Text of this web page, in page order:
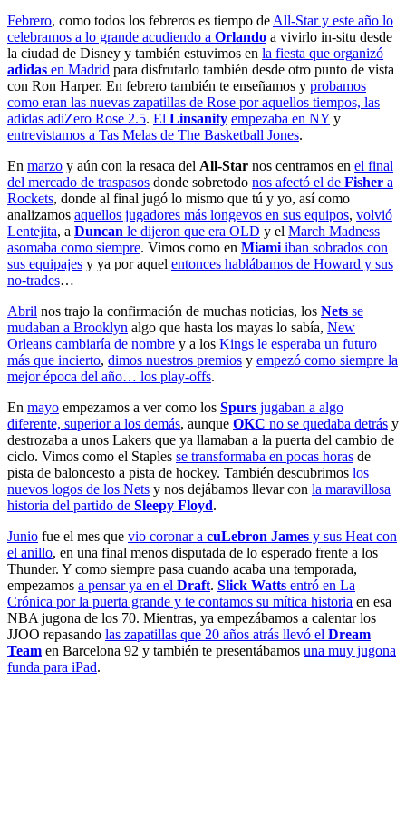
Febrero, como todos los febreros es tiempo de All-Star y este año lo
celebramos a lo grande acudiendo a Orlando a vivirlo in-situ desde
la ciudad de Disney y también estuvimos en la fiesta que organizó
adidas en Madrid para disfrutarlo también desde otro punto de vista
con Ron Harper. En febrero también te enseñamos y probamos
como eran las nuevas zapatillas de Rose por aquellos tiempos, las
adidas adiZero Rose 2.5. El Linsanity empezaba en NY y
entrevistamos a Tas Melas de The Basketball Jones.
En marzo y aún con la resaca del All-Star nos centramos en el final
del mercado de traspasos donde sobretodo nos afectó el de Fisher a
Rockets, donde al final jugó lo mismo que tú y yo, así como
analizamos aquellos jugadores más longevos en sus equipos, volvió
Lentejita, a Duncan le dijeron que era OLD y el March Madness
asomaba como siempre. Vimos como en Miami iban sobrados con
sus equipajes y ya por aquel entonces hablábamos de Howard y sus
no-trades…
Abril nos trajo la confirmación de muchas noticias, los Nets se
mudaban a Brooklyn algo que hasta los mayas lo sabía, New
Orleans cambiaría de nombre y a los Kings le esperaba un futuro
más que incierto, dimos nuestros premios y empezó como siempre la
mejor época del año… los play-offs.
En mayo empezamos a ver como los Spurs jugaban a algo
diferente, superior a los demás, aunque OKC no se quedaba detrás y
destrozaba a unos Lakers que ya llamaban a la puerta del cambio de
ciclo. Vimos como el Staples se transformaba en pocas horas de
pista de baloncesto a pista de hockey. También descubrimos los
nuevos logos de los Nets y nos dejábamos llevar con la maravillosa
historia del partido de Sleepy Floyd.
Junio fue el mes que vio coronar a cuLebron James y sus Heat con
el anillo, en una final menos disputada de lo esperado frente a los
Thunder. Y como siempre pasa cuando acaba una temporada,
empezamos a pensar ya en el Draft. Slick Watts entró en La
Crónica por la puerta grande y te contamos su mítica historia en esa
NBA jugona de los 70. Mientras, ya empezábamos a calentar los
JJOO repasando las zapatillas que 20 años atrás llevó el Dream
Team en Barcelona 92 y también te presentábamos una muy jugona
funda para iPad.